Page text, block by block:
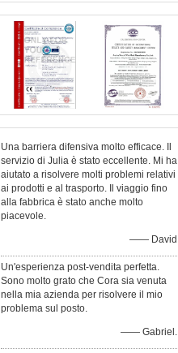
Una barriera difensiva molto efficace. Il
servizio di Julia è stato eccellente. Mi ha
aiutato a risolvere molti problemi relativi
ai prodotti e al trasporto. Il viaggio fino
alla fabbrica è stato anche molto
piacevole.
—— David
Un'esperienza post-vendita perfetta.
Sono molto grato che Cora sia venuta
nella mia azienda per risolvere il mio
problema sul posto.
—— Gabriel.